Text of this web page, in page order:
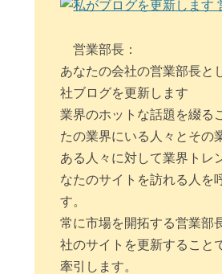
営業部長：
あなたの会社の営業部長と
社ブログを更新します
業界のホットな話題を綴る
たの業界にいる人々とその
ある人々に対して業界トレ
なたのサイトを訪れる人を
す。
常に市場を開拓する営業部
社のサイトを更新すること
牽引します。